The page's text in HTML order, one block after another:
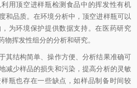
用顶空进样瓶检测食品中的挥发性有机
和品质。在环境分析中，顶空进样瓶可以
为环境保护提供数据支持。在医药研究
挥发性组分的分析和研究。
结构简单、操作方便、分析结果准确可
减少样品的损失和污染，提高分析的灵敏
瓶也存在一些缺点，如样品制备时间较